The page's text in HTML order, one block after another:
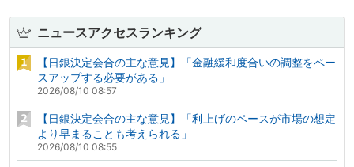
ニュースアクセスランキング
【日銀決定会合の主な意見】「金融緩和度合いの調整をペー
スアップする必要がある」
2026/08/10 08:57
【日銀決定会合の主な意見】「利上げのペースが市場の想定
より早まることも考えられる」
2026/08/10 08:55